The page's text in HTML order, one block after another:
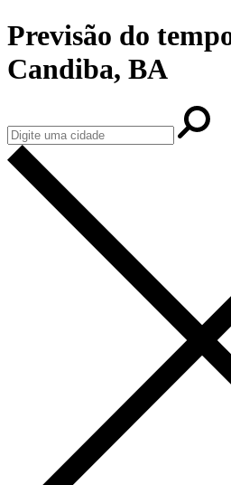
Previsão do
Candiba, BA